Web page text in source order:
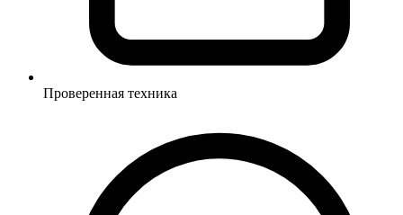
Проверенная техника